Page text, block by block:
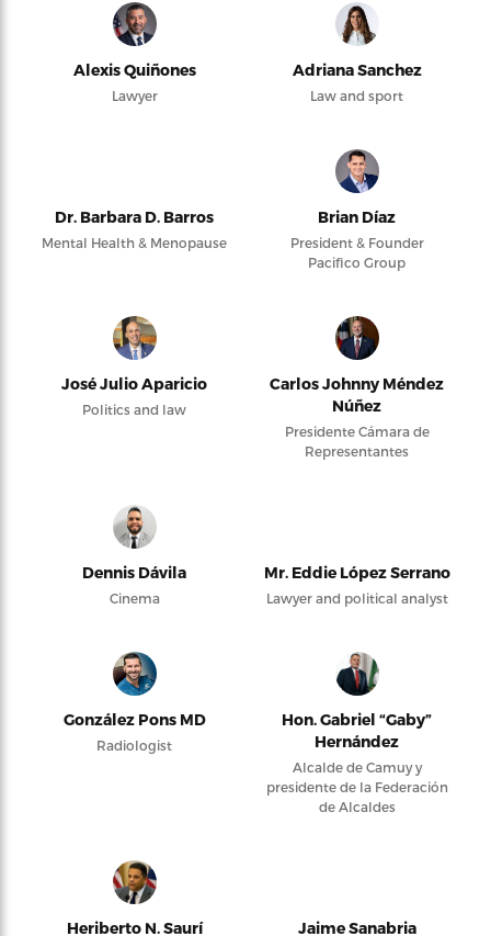
Alexis Quiñones
Lawyer
Adriana Sanchez
Law and sport
Dr. Barbara D. Barros
Mental Health & Menopause
Brian Díaz
President & Founder
Pacifico Group
José Julio Aparicio
Politics and law
Carlos Johnny Méndez
Núñez
Presidente Cámara de
Representantes
Dennis Dávila
Cinema
Mr. Eddie López Serrano
Lawyer and political analyst
González Pons MD
Radiologist
Hon. Gabriel “Gaby”
Hernández
Alcalde de Camuy y
presidente de la Federación
de Alcaldes
Heriberto N. Saurí Jaime Sanabria